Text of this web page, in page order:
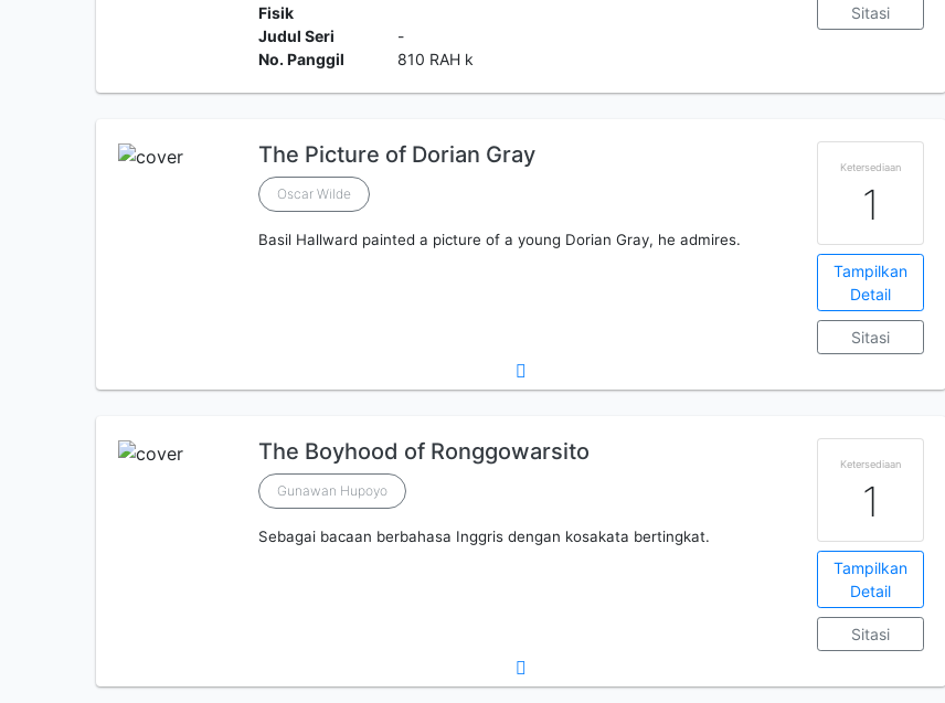
Fisik
Judul Seri
-
No. Panggil
810 RAH k
Sitasi
The Picture of Dorian Gray
Oscar Wilde
Basil Hallward painted a picture of a young Dorian Gray, he admires.
Ketersediaan
1
Tampilkan
Detail
Sitasi
The Boyhood of Ronggowarsito
Gunawan Hupoyo
Sebagai bacaan berbahasa Inggris dengan kosakata bertingkat.
Ketersediaan
1
Tampilkan
Detail
Sitasi